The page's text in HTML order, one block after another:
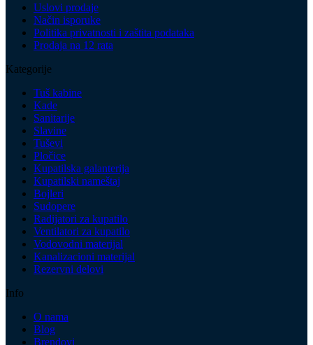
Uslovi prodaje
Način isporuke
Politika privatnosti i zaštita podataka
Prodaja na 12 rata
Kategorije
Tuš kabine
Kade
Sanitarije
Slavine
Tuševi
Pločice
Kupatilska galanterija
Kupatilski nameštaj
Bojleri
Sudopere
Radijatori za kupatilo
Ventilatori za kupatilo
Vodovodni materijal
Kanalizacioni materijal
Rezervni delovi
Info
O nama
Blog
Brendovi